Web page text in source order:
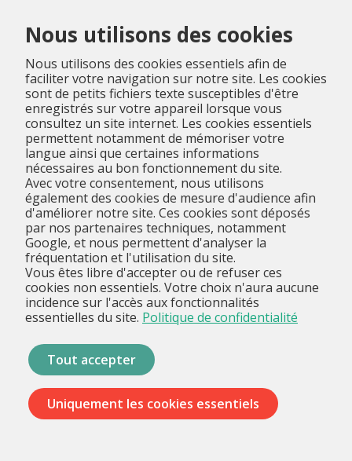
Nous utilisons des cookies
Nous utilisons des cookies essentiels afin de
faciliter votre navigation sur notre site. Les cookies
sont de petits fichiers texte susceptibles d'être
enregistrés sur votre appareil lorsque vous
consultez un site internet. Les cookies essentiels
permettent notamment de mémoriser votre
langue ainsi que certaines informations
nécessaires au bon fonctionnement du site.
Avec votre consentement, nous utilisons
également des cookies de mesure d'audience afin
d'améliorer notre site. Ces cookies sont déposés
par nos partenaires techniques, notamment
Google, et nous permettent d'analyser la
fréquentation et l'utilisation du site.
Vous êtes libre d'accepter ou de refuser ces
cookies non essentiels. Votre choix n'aura aucune
incidence sur l'accès aux fonctionnalités
essentielles du site. Politique de confidentialité
Tout accepter
Uniquement les cookies essentiels
Menu